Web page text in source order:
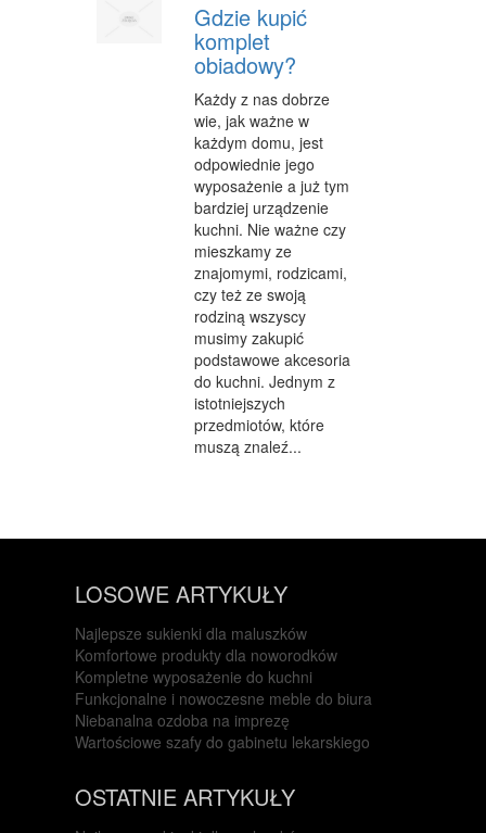
Gdzie kupić
komplet
obiadowy?
Każdy z nas dobrze
wie, jak ważne w
każdym domu, jest
odpowiednie jego
wyposażenie a już tym
bardziej urządzenie
kuchni. Nie ważne czy
mieszkamy ze
znajomymi, rodzicami,
czy też ze swoją
rodziną wszyscy
musimy zakupić
podstawowe akcesoria
do kuchni. Jednym z
istotniejszych
przedmiotów, które
muszą znaleź...
LOSOWE ARTYKUŁY
Najlepsze sukienki dla maluszków
Komfortowe produkty dla noworodków
Kompletne wyposażenie do kuchni
Funkcjonalne i nowoczesne meble do biura
Niebanalna ozdoba na imprezę
Wartościowe szafy do gabinetu lekarskiego
OSTATNIE ARTYKUŁY